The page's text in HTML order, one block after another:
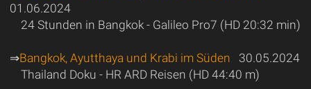
01.06.2024
24 Stunden in Bangkok - Galileo Pro7 (HD 20:32 min)
⇒Bangkok, Ayutthaya und Krabi im Süden 30.05.2024
Thailand Doku - HR ARD Reisen (HD 44:40 m)